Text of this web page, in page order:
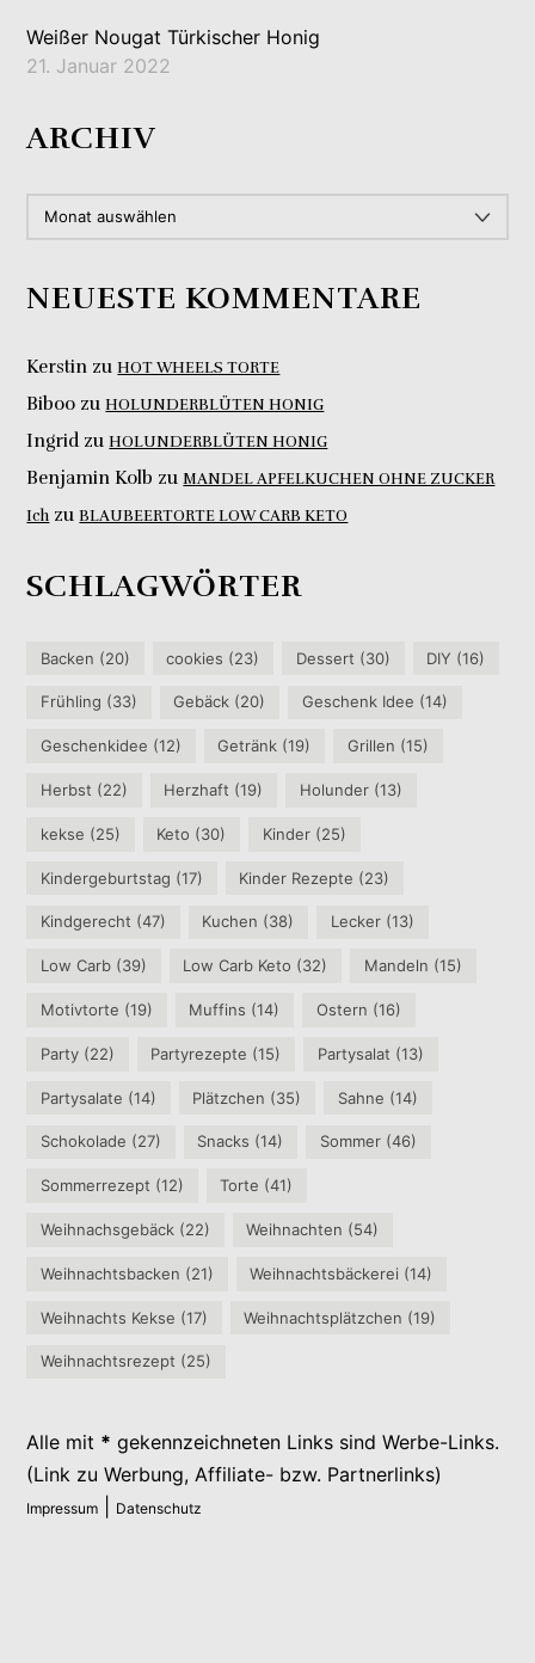
Weißer Nougat Türkischer Honig
21. Januar 2022
ARCHIV
NEUESTE KOMMENTARE
Kerstin zuHOT WHEELS TORTE
Biboo zuHOLUNDERBLÜTEN HONIG
IngridzuHOLUNDERBLÜTEN HONIG
Benjamin Kolb zuMANDEL APFELKUCHEN OHNE ZUCKER
Ich zuBLAUBEERTORTE LOW CARB KETO
SCHLAGWÖRTER
Backen (20) cookies (23) Dessert (30) DIY (16)
Frühling (33) Gebäck (20) Geschenk Idee (14)
Geschenkidee (12) Getränk (19) Grillen (15)
Herbst (22) Herzhaft (19) Holunder(13)
kekse (25) Keto (30) Kinder(25)
Kindergeburtstag (17) Kinder Rezepte (23)
Kindgerecht (47) Kuchen (38) Lecker(13)
Low Carb (39) Low Carb Keto (32) Mandeln (15)
Motivtorte (19) Muffins (14) Ostern (16)
Party (22) Partyrezepte (15) Partysalat (13)
Partysalate (14) Plätzchen (35) Sahne (14)
Schokolade (27) Snacks (14) Sommer(46)
Sommerrezept (12) Torte (41)
Weihnachsgebäck (22) Weihnachten (54)
Weihnachtsbacken (21) Weihnachtsbäckerei (14)
Weihnachts Kekse (17) Weihnachtsplätzchen (19)
Weihnachtsrezept (25)
Alle mit * gekennzeichneten Links sind Werbe-Links.
(Link zu Werbung, Affiliate- bzw. Partnerlinks)
Impressum Datenschutz